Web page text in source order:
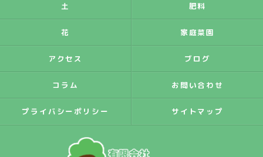
土 肥料
花 家庭菜園
アクセス ブログ
コラム お問い合わせ
プライバシーポリシー サイトマップ